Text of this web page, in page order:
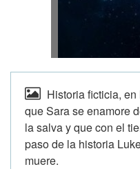
Historia ficticia,
que Sara se enamore
la salva y que con el
paso de la historia
muere.